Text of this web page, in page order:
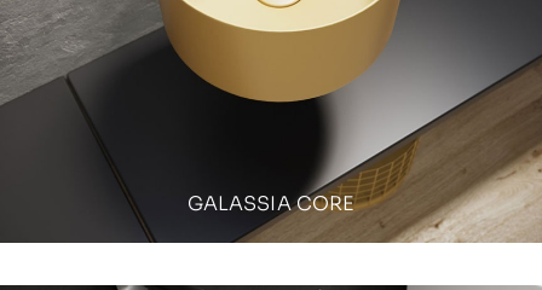
GALASSIA CORE